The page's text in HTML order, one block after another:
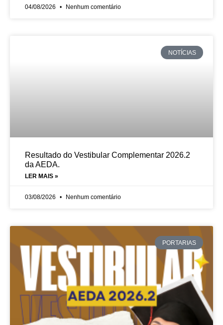
04/08/2026 Nenhum comentário
NOTÍCIAS
Resultado do Vestibular Complementar 2026.2
da AEDA.
LER MAIS »
03/08/2026 Nenhum comentário
PORTARIAS